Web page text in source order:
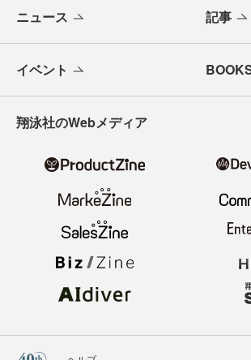
ニュース 記事
イベント
翔泳社のWebメディア